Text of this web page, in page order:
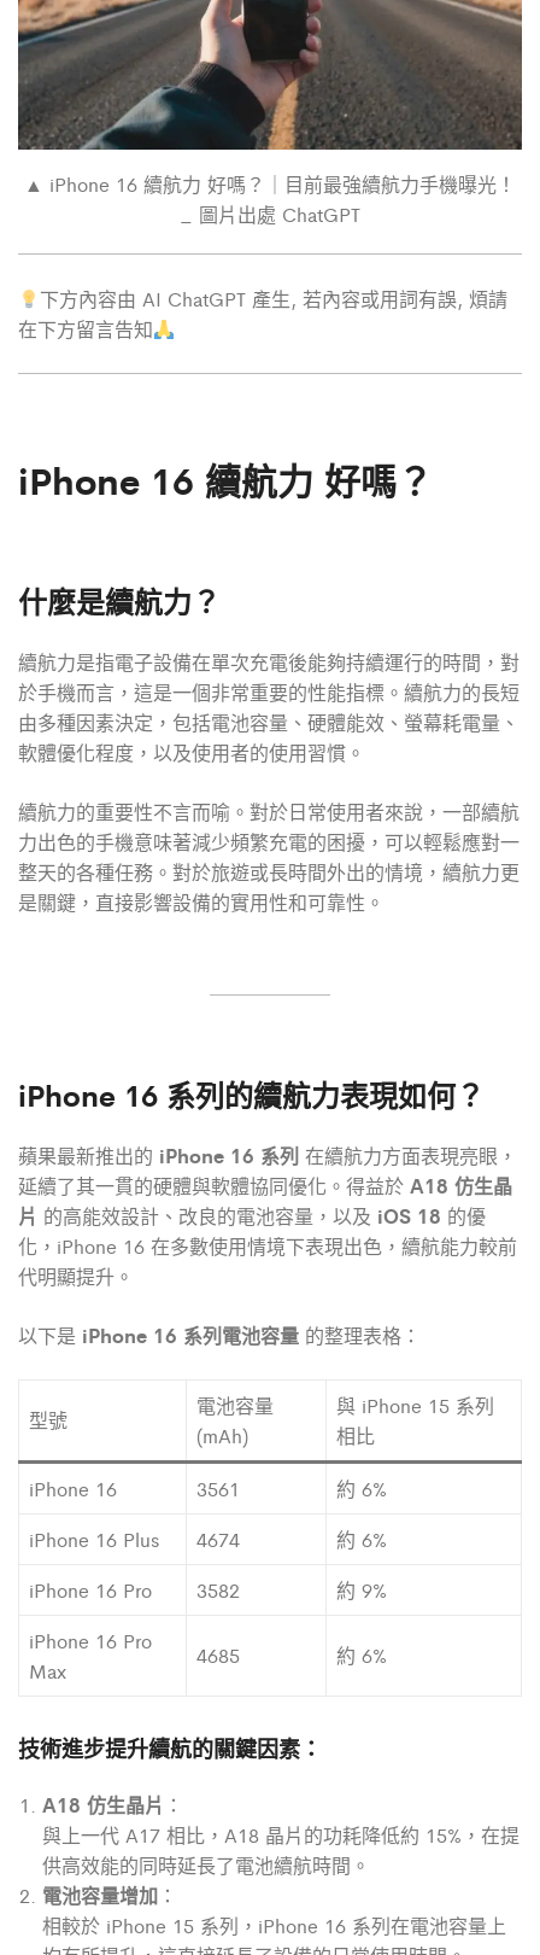
o
k
r
▲ iPhone 16 續航力 好嗎？｜目前最強續航力手機曝光！
_ 圖片出處 ChatGPT
下方內容由 AI ChatGPT 產生, 若內容或用詞有誤, 煩請
在下方留言告知
iPhone 16 續航力 好嗎？
什麼是續航力？
續航力是指電子設備在單次充電後能夠持續運行的時間，對
於手機而言，這是一個非常重要的性能指標。續航力的長短
由多種因素決定，包括電池容量、硬體能效、螢幕耗電量、
軟體優化程度，以及使用者的使用習慣。
續航力的重要性不言而喻。對於日常使用者來說，一部續航
力出色的手機意味著減少頻繁充電的困擾，可以輕鬆應對一
整天的各種任務。對於旅遊或長時間外出的情境，續航力更
是關鍵，直接影響設備的實用性和可靠性。
iPhone 16 系列的續航力表現如何？
蘋果最新推出的 iPhone 16 系列 在續航力方面表現亮眼，
延續了其一貫的硬體與軟體協同優化。得益於 A18 仿生晶
片 的高能效設計、改良的電池容量，以及 iOS 18 的優
化，iPhone 16 在多數使用情境下表現出色，續航能力較前
代明顯提升。
以下是 iPhone 16 系列電池容量 的整理表格：
型號
電池容量
(mAh)
與 iPhone 15 系列
相比
iPhone 16
3561
約 6%
iPhone 16 Plus
4674
約 6%
iPhone 16 Pro
3582
約 9%
iPhone 16 Pro
Max
4685 約 6%
技術進步提升續航的關鍵因素 ：
A18 仿生晶片 ：
與上一代 A17 相比，A18 晶片的功耗降低約 15%，在提
供高效能的同時延長了電池續航時間。
電池容量增加 ：
相較於 iPhone 15 系列，iPhone 16 系列在電池容量上